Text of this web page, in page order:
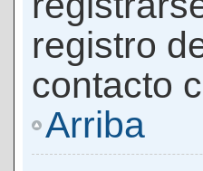
registro
contacto
Arriba